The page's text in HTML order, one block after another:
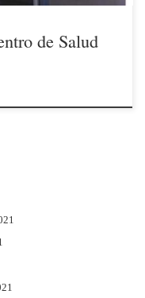
de Salud